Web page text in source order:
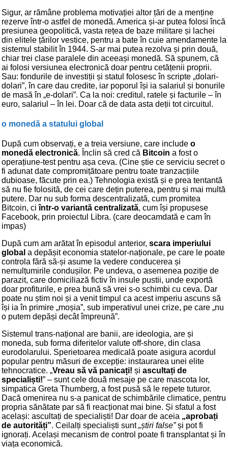
Sigur, ar rămâne problema motivației altor țări de a menține
rezerve într-o astfel de monedă. America și-ar putea folosi încă
presiunea geopolitică, vasta rețea de baze militare și lachei
din elitele țărilor vestice, pentru a bate în cuie amendamente la
sistemul stabilit în 1944. S-ar mai putea rezolva și prin două,
chiar trei clase paralele din aceeași monedă. Să spunem, că
ai folosi versiunea electronică doar pentru cetățenii proprii.
Sau: fondurile de investiții și statul folosesc în scripte „dolari-
dolari”, în care dau credite, iar poporul își ia salariul și bonurile
de masă în „e-dolari”. Ca la noi: creditul, ratele și facturile – în
euro, salariul – în lei. Doar că de data asta deții tot circuitul.
o monedă a statului global
După cum observați, e a treia versiune, care include o
monedă electronică. Înclin să cred că Bitcoin a fost o
operațiune-test pentru așa ceva. (Cine știe ce serviciu secret o
fi adunat date compromițătoare pentru toate tranzacțiile
dubioase, făcute prin ea.) Tehnologia există și e prea tentantă
să nu fie folosită, de cei care dețin puterea, pentru și mai multă
putere. Dar nu sub forma descentralizată, cum promitea
Bitcoin, ciîntr-o variantă centralizată, cum își propusese
Facebook, prin proiectul Libra. (care deocamdată e cam în
impas)
După cum am arătat în episodul anterior, scara imperiului
global a depășit economia statelor-naționale, pe care le poate
controla fără să-și asume la vedere conducerea și
nemulțumirile condușilor. Pe undeva, o asemenea poziție de
parazit, care domiciliază fictiv în insule pustii, unde exportă
doar profiturile, e prea bună să vrei s-o schimbi cu ceva. Dar
poate nu știm noi și a venit timpul ca acest imperiu ascuns să
își ia în primire „moșia”, sub imperativul unei crize, pe care „nu
o putem depăși decât împreună”.
Sistemul trans-național are banii, are ideologia, are și
moneda, sub forma diferitelor valute off-shore, din clasa
eurodolarului. Sperietoarea medicală poate asigura acordul
popular pentru măsuri de excepție: instaurarea unei elite
tehnocratice. „Vreau să vă panicați! și ascultați de
specialiști!” – sunt cele două mesaje pe care mascota lor,
simpatica Greta Thumberg, a fost pusă să le repete tuturor.
Dacă omenirea nu s-a panicat de schimbările climatice, pentru
propria sănătate par să fi reacționat mai bine. Și sfatul a fost
același: ascultați de specialiști! Dar doar de aceia „aprobați
de autorități”. Ceilalți specialiști sunt„știri false”și pot fi
ignorați. Același mecanism de control poate fi transplantat și în
viața economică.